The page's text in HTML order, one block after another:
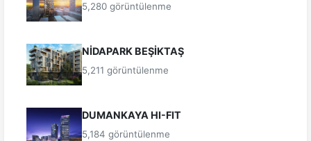
5,280 görüntülenme
NİDAPARK BEŞİKTAŞ
5,211 görüntülenme
DUMANKAYA HI-FIT
5,184 görüntülenme